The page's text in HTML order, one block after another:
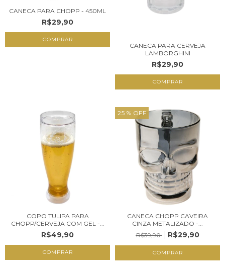
CANECA PARA CHOPP - 450ML
R$29,90
CANECA PARA CERVEJA
LAMBORGHINI
R$29,90
COPO TULIPA PARA
CHOPP/CERVEJA COM GEL -...
R$49,90
25 % OFF
CANECA CHOPP CAVEIRA
CINZA METALIZADO -...
R$39,90
R$29,90